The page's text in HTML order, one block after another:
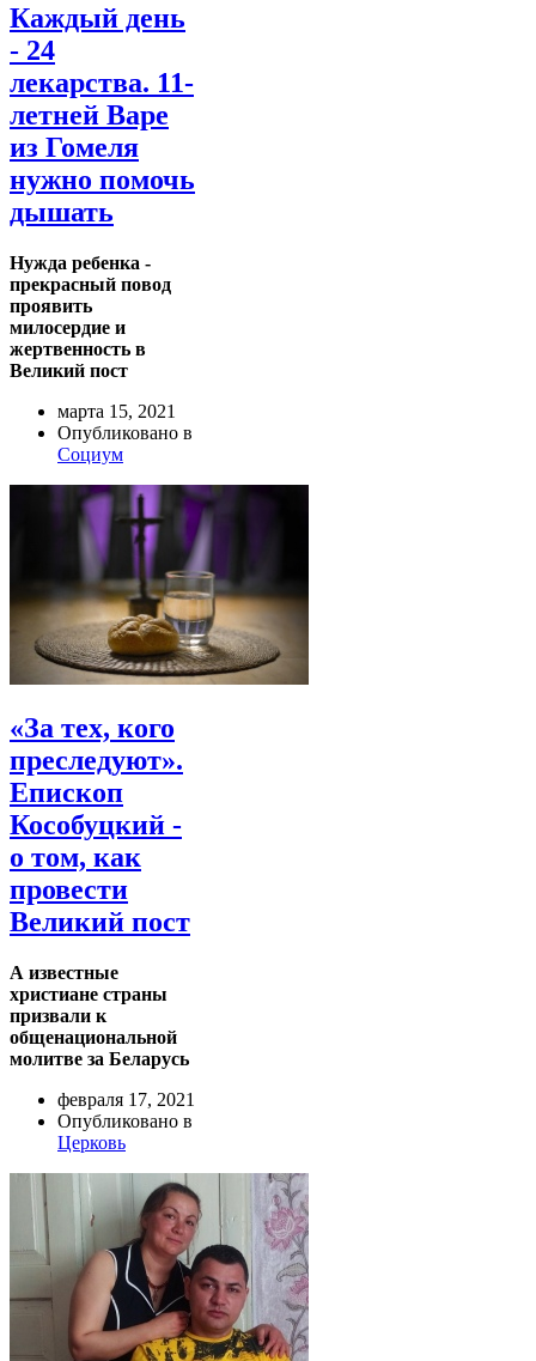
Каждый день
- 24
лекарства. 11-
летней Варе
из Гомеля
нужно помочь
дышать
Нужда ребенка -
прекрасный повод
проявить
милосердие и
жертвенность в
Великий пост
марта 15, 2021
Опубликовано в
Социум
«За тех, кого
преследуют».
Епископ
Кособуцкий -
о том, как
провести
Великий пост
А известные
христиане страны
призвали к
общенациональной
молитве за Беларусь
февраля 17, 2021
Опубликовано в
Церковь